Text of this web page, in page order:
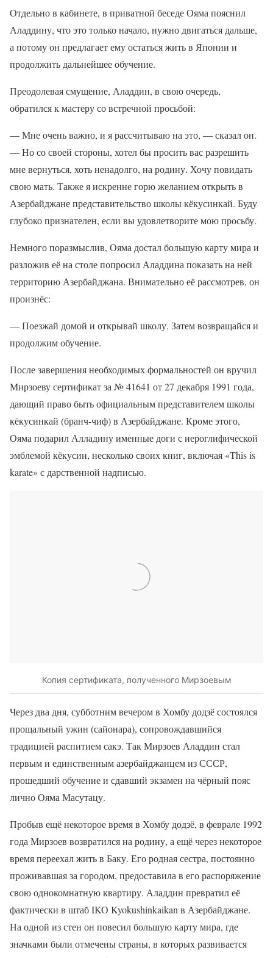
Отдельно в кабинете, в приватной беседе Ояма пояснил
Аладдину, что это только начало, нужно двигаться дальше,
а потому он предлагает ему остаться жить в Японии и
продолжить дальнейшее обучение.
Преодолевая смущение, Аладдин, в свою очередь,
обратился к мастеру со встречной просьбой:
— Мне очень важно, и я рассчитываю на это, — сказал он.
— Но со своей стороны, хотел бы просить вас разрешить
мне вернуться, хоть ненадолго, на родину. Хочу повидать
свою мать. Также я искренне горю желанием открыть в
Азербайджане представительство школы кёкусинкай. Буду
глубоко признателен, если вы удовлетворите мою просьбу.
Немного поразмыслив, Ояма достал большую карту мира и
разложив её на столе попросил Аладдина показать на ней
территорию Азербайджана. Внимательно её рассмотрев, он
произнёс:
— Поезжай домой и открывай школу. Затем возвращайся и
продолжим обучение.
После завершения необходимых формальностей он вручил
Мирзоеву сертификат за № 41641 от 27 декабря 1991 года,
дающий право быть официальным представителем школы
кёкусинкай (бранч-чиф) в Азербайджане. Кроме этого,
Ояма подарил Алладину именные доги с иероглифической
эмблемой кёкусин, несколько своих книг, включая «This is
karate» с дарственной надписью.
Копия сертификата, полученного Мирзоевым
Через два дня, субботним вечером в Хомбу додзё состоялся
прощальный ужин (сайонара), сопровождавшийся
традицией распитием сакэ. Так Мирзоев Аладдин стал
первым и единственным азербайджанцем из СССР,
прошедший обучение и сдавший экзамен на чёрный пояс
лично Ояма Масутацу.
Пробыв ещё некоторое время в Хомбу додзё, в феврале 1992
года Мирзоев возвратился на родину, а ещё через некоторое
время переехал жить в Баку. Его родная сестра, постоянно
проживавшая за городом, предоставила в его распоряжение
свою однокомнатную квартиру. Аладдин превратил её
фактически в штаб IKO Kyokushinkaikan в Азербайджане.
На одной из стен он повесил большую карту мира, где
значками были отмечены страны, в которых развивается